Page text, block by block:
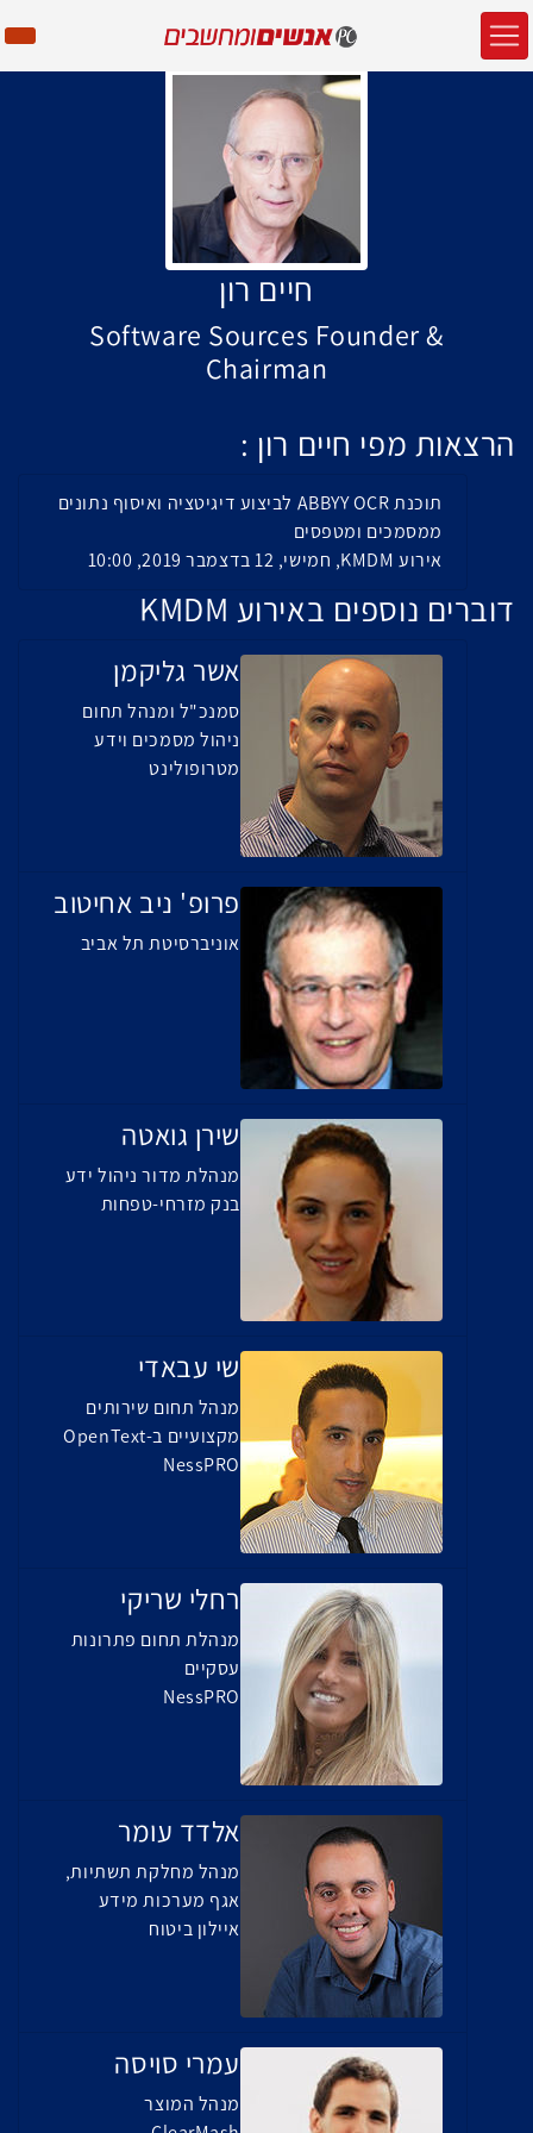
חיים רון
Software Sources Founder &
Chairman
הרצאות מפי חיים רון :
תוכנת ABBYY OCR לביצוע דיגיטציה ואיסוף נתונים
ממסמכים ומטפסים
אירוע KMDM, חמישי, 12 בדצמבר 2019, 10:00
דוברים נוספים באירוע KMDM
אשר גליקמן
סמנכ"ל ומנהל תחום
ניהול מסמכים וידע
מטרופולינט
פרופ' ניב אחיטוב
אוניברסיטת תל אביב
שירן גואטה
מנהלת מדור ניהול ידע
בנק מזרחי-טפחות
שי עבאדי
מנהל תחום שירותים
מקצועיים ב-OpenText
NessPRO
רחלי שריקי
מנהלת תחום פתרונות
עסקיים
NessPRO
אלדד עומר
מנהל מחלקת תשתיות,
אגף מערכות מידע
איילון ביטוח
עמרי סויסה
מנהל המוצר